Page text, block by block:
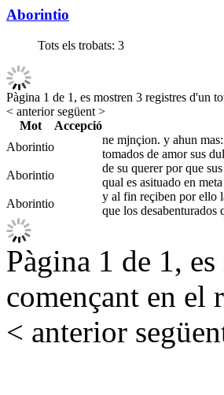
Aborintio
Tots els trobats: 3
Pàgina 1 de 1, es mostren 3 registres d'un
< anteriorsegüent >
Mot
Accepció
Aborintio
ne mjnçion. y ahun
tomados de amor sus
Aborintio
de su querer por que
qual es asituado en
Aborintio
y al fin reçiben por ello
que los desabenturados
Pàgina 1 de 1,
començant en el
< anterior